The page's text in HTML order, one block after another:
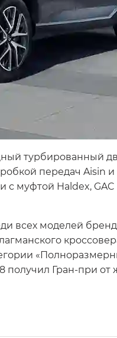
турбированный
передач Aisin
Haldex, GAC
всех моделей
Гран-при от